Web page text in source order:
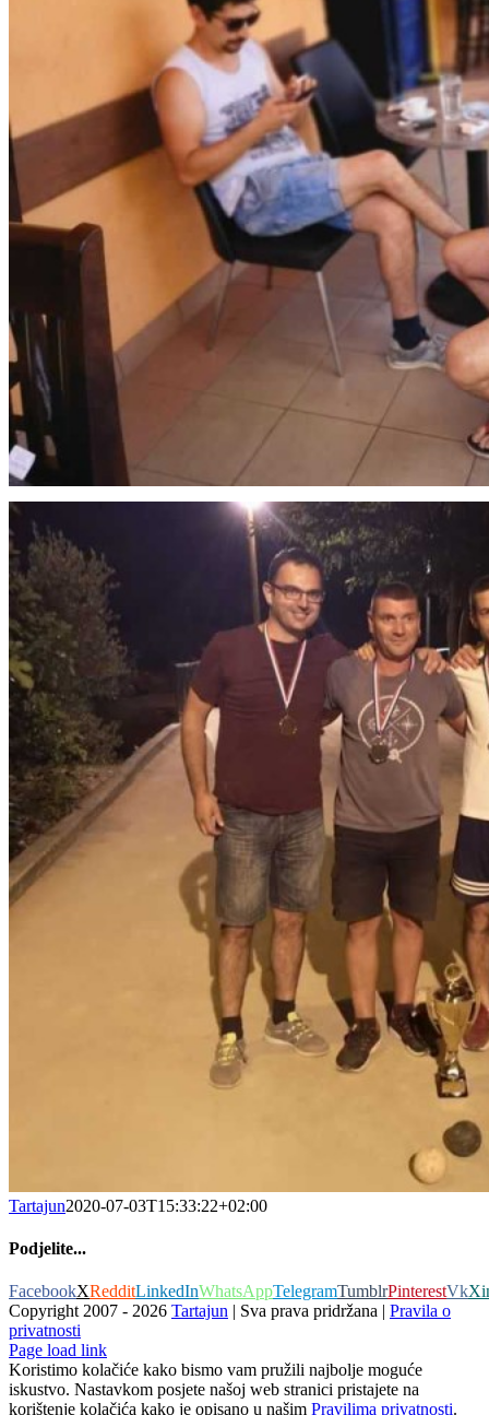
Tartajun2020-07-03T15:33:22+02:00
Podjelite...
FacebookXRedditLinkedInWhatsAppTelegramTumblrPinterestVk
Copyright 2007 - 2026 Tartajun | Sva prava pridržana | Pravila o
privatnosti
Page load link
Koristimo kolačiće kako bismo vam pružili najbolje moguće
iskustvo. Nastavkom posjete našoj web stranici pristajete na
korištenje kolačića kako je opisano u našim Pravilima privatnosti.